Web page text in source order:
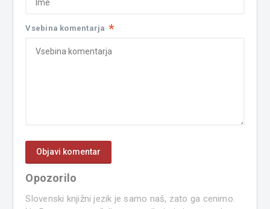
Vsebina komentarja *
Opozorilo
Slovenski knjižni jezik je samo naš, zato ga cenimo.